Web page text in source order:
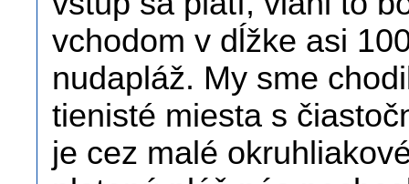
vchodom v dĺžke asi
nudapláž. My sme
tienisté miesta s
je cez malé